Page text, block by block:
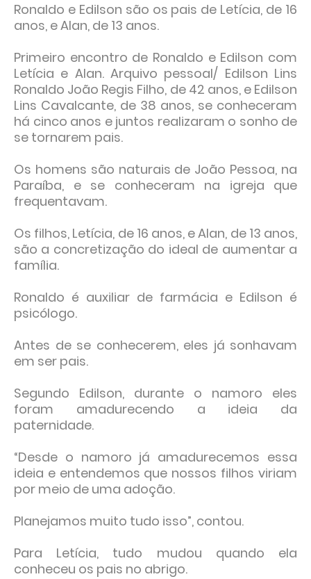
Ronaldo e Edilson são os pais de Letícia, de 16
anos, e Alan, de 13 anos.
Primeiro encontro de Ronaldo e Edilson com
Letícia e Alan. Arquivo pessoal/ Edilson Lins
Ronaldo João Regis Filho, de 42 anos, e Edilson
Lins Cavalcante, de 38 anos, se conheceram
há cinco anos e juntos realizaram o sonho de
se tornarem pais.
Os homens são naturais de João Pessoa, na
Paraíba, e se conheceram na igreja que
frequentavam.
Os filhos, Letícia, de 16 anos, e Alan, de 13 anos,
são a concretização do ideal de aumentar a
família.
Ronaldo é auxiliar de farmácia e Edilson é
psicólogo.
Antes de se conhecerem, eles já sonhavam
em ser pais.
Segundo Edilson, durante o namoro eles
foram amadurecendo a ideia da
paternidade.
“Desde o namoro já amadurecemos essa
ideia e entendemos que nossos filhos viriam
por meio de uma adoção.
Planejamos muito tudo isso”, contou.
Para Letícia, tudo mudou quando ela
conheceu os pais no abrigo.